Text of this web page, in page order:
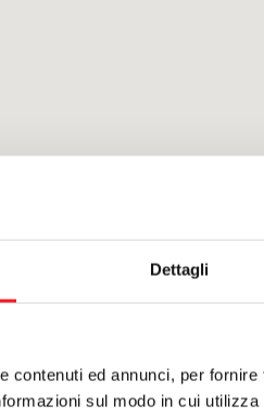
Dettagli
contenuti ed annunci, per
sul modo in cui